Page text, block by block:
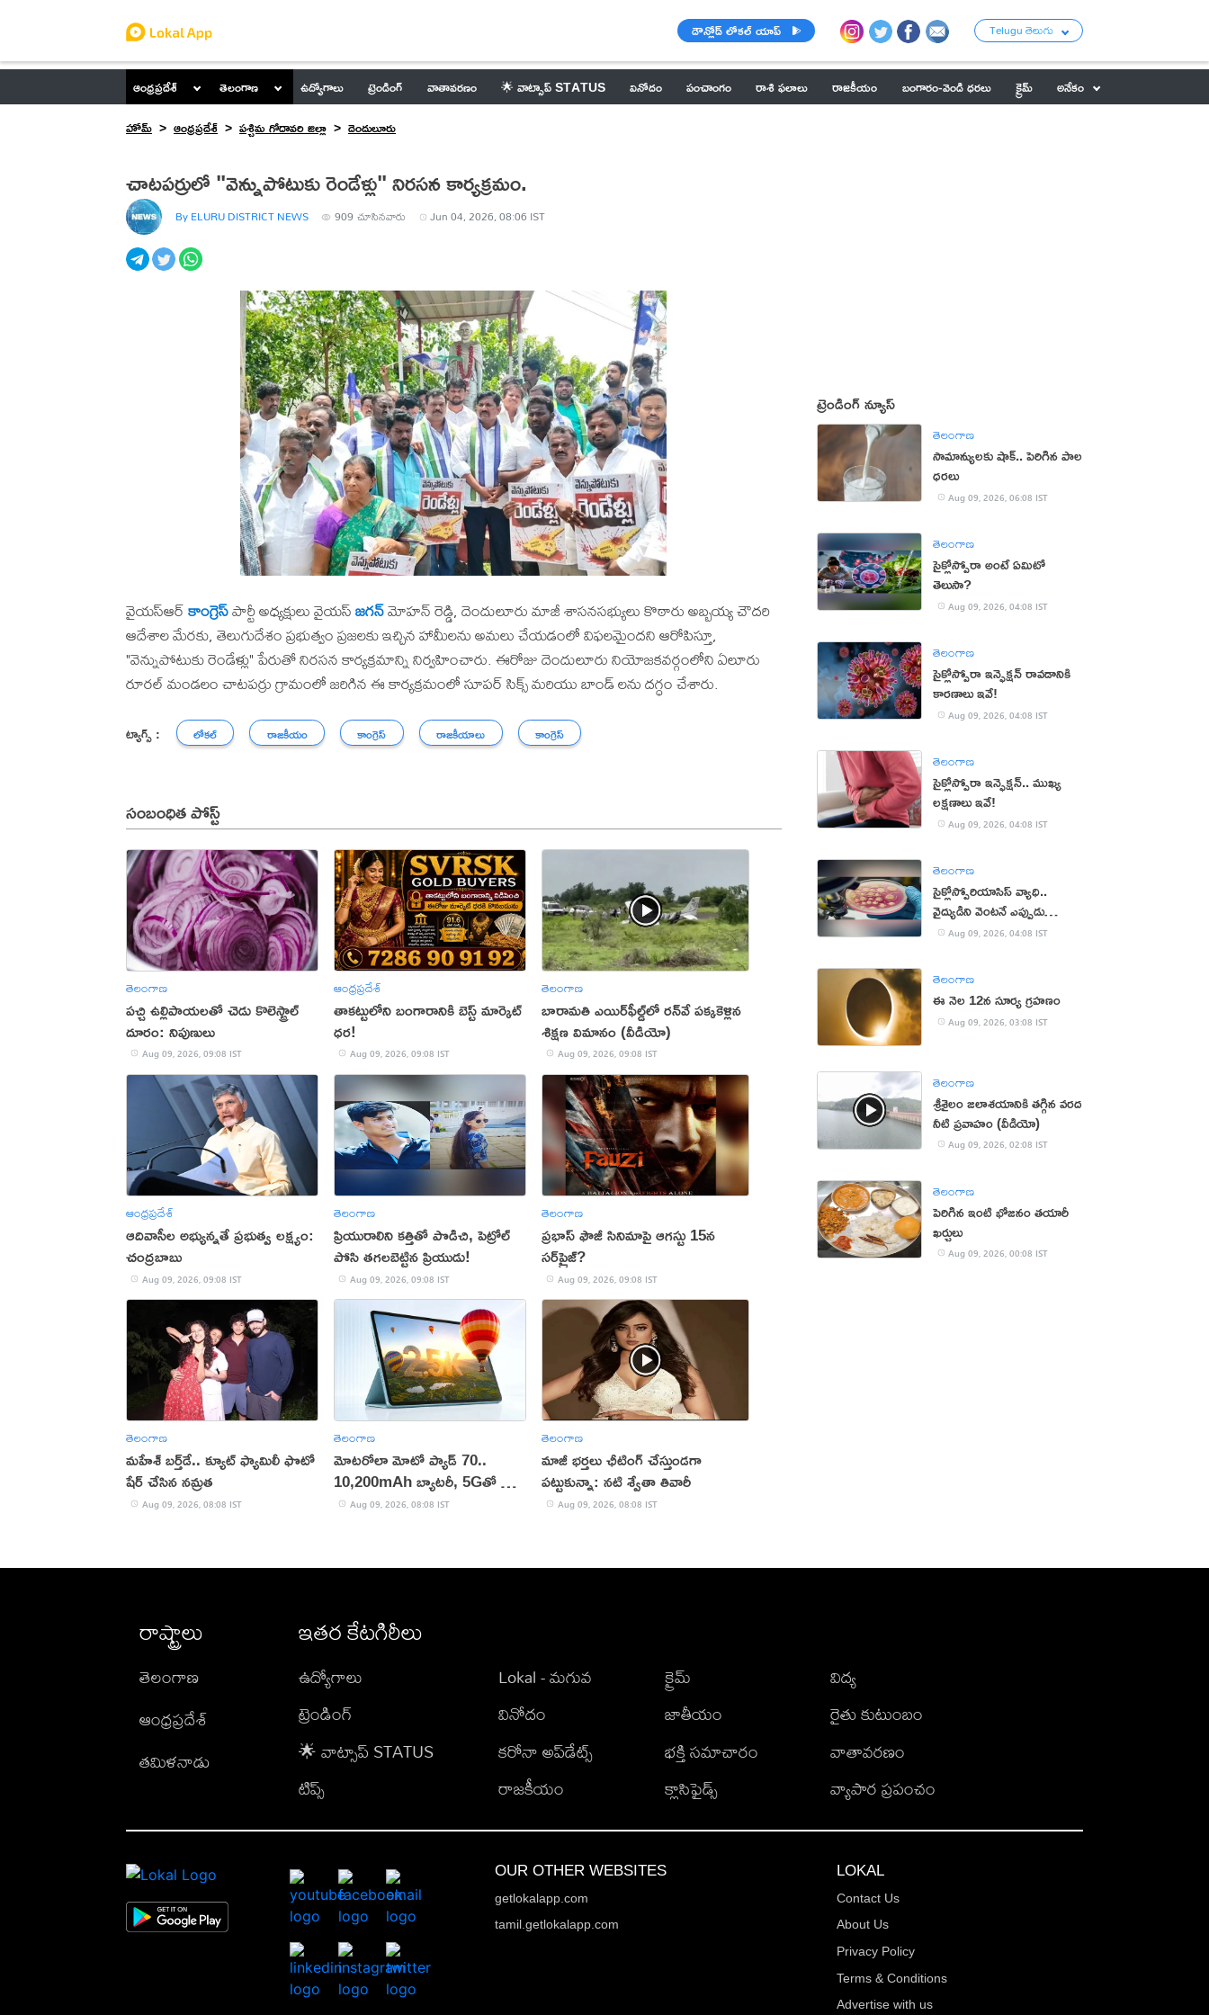
డౌన్లోడ్ లోకల్ యాప్ Telugu తెలుగు
ఆంధ్రప్రదేశ్ తెలంగాణ ఉద్యోగాలు ట్రెండింగ్ వాతావరణం 🌟 వాట్సాప్ STATUS వినోదం పంచాంగం రాశి ఫలాలు రాజకీయం బంగారం-వెండి ధరలు క్రైమ్
అనేకం
హోమ్
ఆంధ్రప్రదేశ్ పశ్చిమ గోదావరి జిల్లా దెందులూరు
చాటపర్రులో "వెన్నుపోటుకు రెండేళ్లు" నిరసన కార్యక్రమం.
By ELURU DISTRICT NEWS 909 చూసినవారు Jun 04, 2026, 08:06 IST
వైయస్ఆర్కాంగ్రెస్పార్టీ అధ్యక్షులు వైయస్జగన్మోహన్ రెడ్డి, దెందులూరు మాజీ శాసనసభ్యులు కొఠారు అబ్బయ్య చౌదరి
ఆదేశాల మేరకు, తెలుగుదేశం ప్రభుత్వం ప్రజలకు ఇచ్చిన హామీలను అమలు చేయడంలో విఫలమైందని ఆరోపిస్తూ,
"వెన్నుపోటుకు రెండేళ్లు" పేరుతో నిరసన కార్యక్రమాన్ని నిర్వహించారు. ఈరోజు దెందులూరు నియోజకవర్గంలోని ఏలూరు
రూరల్ మండలం చాటపర్రు గ్రామంలో జరిగిన ఈ కార్యక్రమంలో సూపర్ సిక్స్ మరియు బాండ్ లను దగ్ధం చేశారు.
ట్యాగ్స్ : లోకల్ రాజకీయం కాంగ్రెస్ రాజకీయాలు కాంగ్రెస్
సంబంధిత పోస్ట్
తెలంగాణ
పచ్చి ఉల్లిపాయలతో చెడు కొలెస్ట్రాల్
దూరం: నిపుణులు
Aug 09, 2026, 09:08 IST
ఆంధ్రప్రదేశ్
తాకట్టులోని బంగారానికి బెస్ట్ మార్కెట్
ధర!
Aug 09, 2026, 09:08 IST
తెలంగాణ
బారామతి ఎయిర్‌ఫీల్డ్‌లో రన్‌వే పక్కకెళ్లిన
శిక్షణ విమానం (వీడియో)
Aug 09, 2026, 09:08 IST
ఆంధ్రప్రదేశ్
ఆదివాసీల అభ్యున్నతే ప్రభుత్వ లక్ష్యం:
చంద్రబాబు
Aug 09, 2026, 09:08 IST
తెలంగాణ
ప్రియురాలిని కత్తితో పొడిచి, పెట్రోల్
పోసి తగలబెట్టిన ప్రియుడు!
Aug 09, 2026, 09:08 IST
తెలంగాణ
ప్రభాస్ ఫౌజీ సినిమాపై ఆగస్టు 15న
సర్‌ప్రైజ్?
Aug 09, 2026, 09:08 IST
తెలంగాణ
మహేశ్‌ బర్త్‌డే.. క్యూట్‌ ఫ్యామిలీ ఫొటో
షేర్ చేసిన నమ్రత
Aug 09, 2026, 08:08 IST
తెలంగాణ
మోటరోలా మోటో ప్యాడ్ 70..
10,200mAh బ్యాటరీ, 5Gతో కొత్త
టాబ్లెట్ విడుదల
Aug 09, 2026, 08:08 IST
తెలంగాణ
మాజీ భర్తలు ఛీటింగ్ చేస్తుండగా
పట్టుకున్నా: నటి శ్వేతా తివారీ
Aug 09, 2026, 08:08 IST
ట్రెండింగ్ న్యూస్
తెలంగాణ
సామాన్యులకు షాక్.. పెరిగిన పాల
ధరలు
Aug 09, 2026, 06:08 IST
తెలంగాణ
సైక్లోస్పోరా అంటే ఏమిటో
తెలుసా?
Aug 09, 2026, 04:08 IST
తెలంగాణ
సైక్లోస్పోరా ఇన్ఫెక్షన్ రావడానికి
కారణాలు ఇవే!
Aug 09, 2026, 04:08 IST
తెలంగాణ
సైక్లోస్పోరా ఇన్ఫెక్షన్.. ముఖ్య
లక్షణాలు ఇవే!
Aug 09, 2026, 04:08 IST
తెలంగాణ
సైక్లోస్పోరియాసిస్ వ్యాధి..
వైద్యుడిని వెంటనే ఎప్పుడు
సంప్రదించాలంటే?
Aug 09, 2026, 04:08 IST
తెలంగాణ
ఈ నెల 12న సూర్య గ్రహణం
Aug 09, 2026, 03:08 IST
తెలంగాణ
శ్రీశైలం జలాశయానికి తగ్గిన వరద
నీటి ప్రవాహం (వీడియో)
Aug 09, 2026, 02:08 IST
తెలంగాణ
పెరిగిన ఇంటి భోజనం తయారీ
ఖర్చులు
Aug 09, 2026, 00:08 IST
రాష్ట్రాలు
తెలంగాణ
ఆంధ్రప్రదేశ్
తమిళనాడు
ఇతర కేటగిరీలు
ఉద్యోగాలు
ట్రెండింగ్
🌟 వాట్సాప్ STATUS
టిప్స్
Lokal - మగువ
వినోదం
కరోనా అప్‌డేట్స్
రాజకీయం
క్రైమ్
జాతీయం
భక్తి సమాచారం
క్లాసిఫైడ్స్
విద్య
రైతు కుటుంబం
వాతావరణం
వ్యాపార ప్రపంచం
OUR OTHER WEBSITES
getlokalapp.com
tamil.getlokalapp.com
LOKAL
Contact Us
About Us
Privacy Policy
Terms & Conditions
Advertise with us